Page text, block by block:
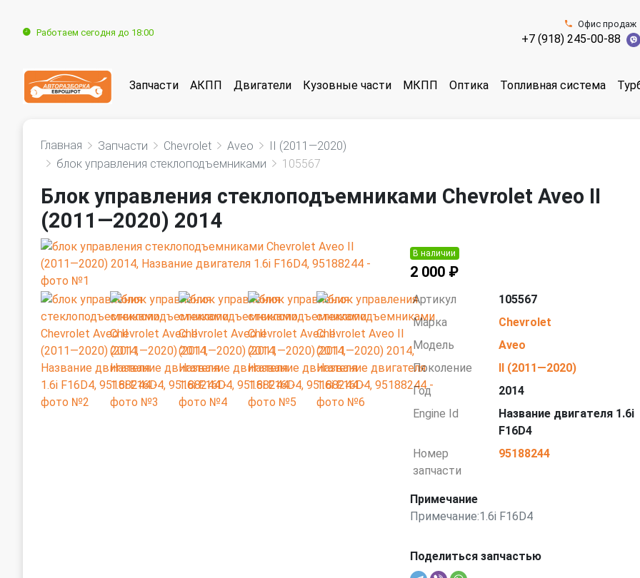
Работаем сегодня до 18:00
Офис продаж
+7 (918) 245-00-88
Запчасти АКПП Двигатели Кузовные части МКПП Оптика Топливная система
Главная Запчасти Chevrolet Aveo
II (2011—2020)
блок управления стеклоподъемниками
105567
Блок управления стеклоподъемниками Chevrolet Aveo II
(2011—2020) 2014
В наличии
2 000 ₽
Артикул
105567
Марка
Chevrolet
Модель
Aveo
Поколение
II (2011—2020)
Год
2014
Engine Id
Название двигателя 1.6i
F16D4
Номер
запчасти
95188244
Примечание
Примечание:1.6i F16D4
Поделиться запчастью